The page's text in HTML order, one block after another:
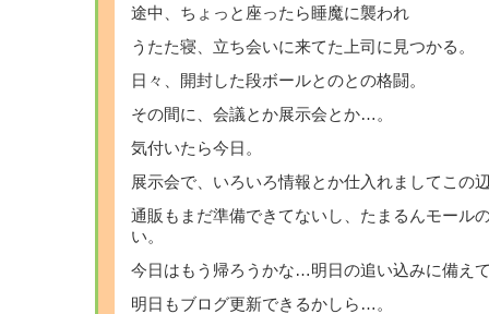
途中、ちょっと座ったら睡魔に襲われ
うたた寝、立ち会いに来てた上司に見つかる。
日々、開封した段ボールとのとの格闘。
その間に、会議とか展示会とか…。
気付いたら今日。
展示会で、いろいろ情報とか仕入れましてこの
通販もまだ準備できてないし、たまるんモール
い。
今日はもう帰ろうかな…明日の追い込みに備え
明日もブログ更新できるかしら…。